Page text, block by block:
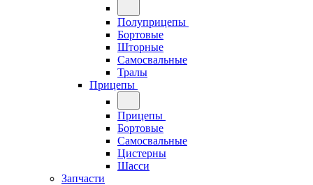
Полуприцепы
Бортовые
Шторные
Самосвальные
Тралы
Прицепы
Прицепы
Бортовые
Самосвальные
Цистерны
Шасси
Запчасти